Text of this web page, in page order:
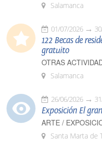
Salamanca
01/07/2026
122 Becas de
gratuito
OTRAS
Salamanca
26/06/2026
Exposición El
ARTE /
Santa Marta de